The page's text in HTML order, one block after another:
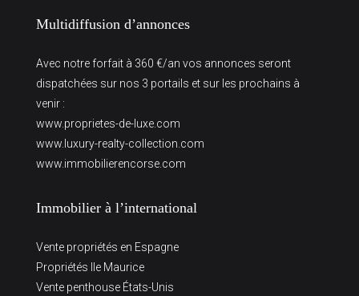
Multidiffusion d’annonces
Avec notre forfait à 360 €/an vos annonces seront
dispatchées sur nos 3 portails et sur les prochains à
venir :
www.proprietes-de-luxe.com
www.luxury-realty-collection.com
www.immobilierencorse.com
Immobilier à l’international
Vente propriétés en Espagne
Propriétés Ile Maurice
Vente penthouse États-Unis